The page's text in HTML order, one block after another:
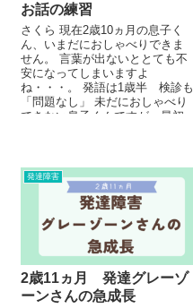
お話の練習
さくら 現在2歳10ヵ月の息子く
ん、いまだにおしゃべりできま
せん。 言葉が出ないととても不
安になってしまいますよ
ね・・・。 発語は1歳半 検診も
「問題なし」 未だにおしゃべり
できない息子くんですが、最初
発達障害
2歳11ヵ月 発達グレーゾ
ーンさんの急成長